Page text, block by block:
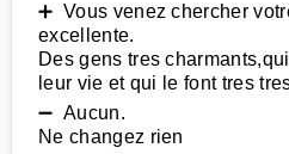
➕ Vous venez chercher
excellente.
Des gens tres
leur vie et qui le font tres
➖ Aucun.
Ne changez rien